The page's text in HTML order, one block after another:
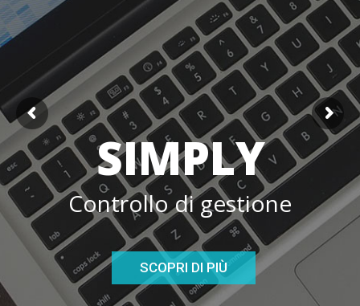
SIMPLY
SCOPRI DI PIÙ
Controllo di gestione